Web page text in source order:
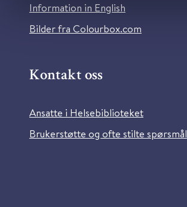
Information in English
Bilder fra Colourbox.com
Kontakt oss
Ansatte i Helsebiblioteket
Brukerstøtte og ofte stilte spørsmål